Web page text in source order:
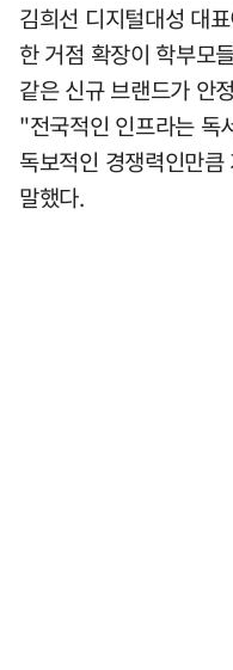
김희선 디지털대성 대
한 거점 확장이 학부모
같은 신규 브랜드가 안
"전국적인 인프라는 독
독보적인 경쟁력인만
말했다.